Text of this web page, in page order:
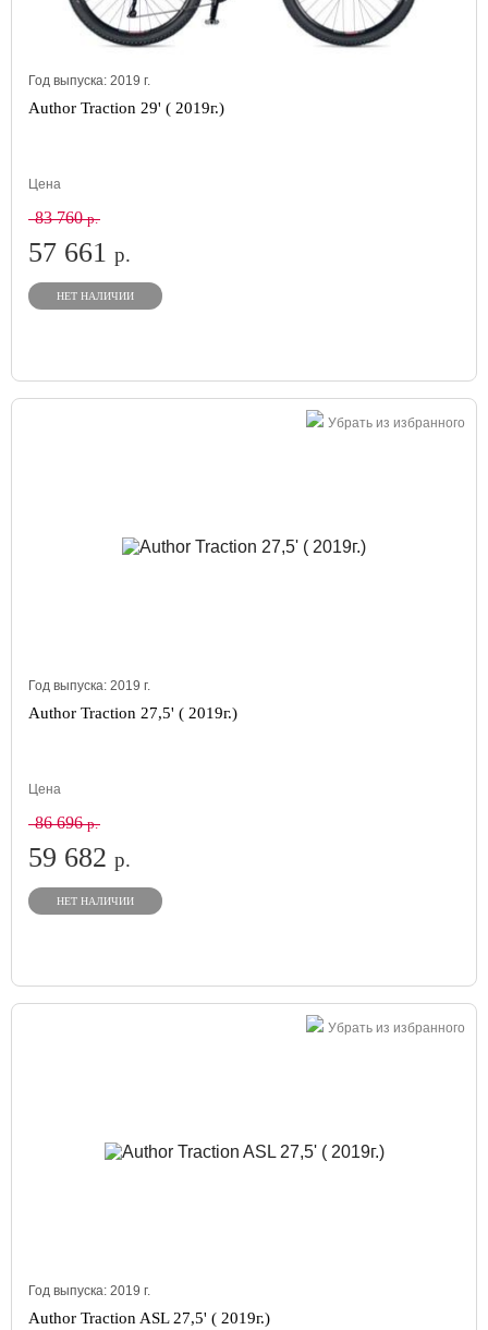
Год выпуска: 2019 г.
Author Traction 29' ( 2019г.)
Цена
83 760р.
57 661 р.
НЕТ НАЛИЧИИ
Убрать из избранного
Год выпуска: 2019 г.
Author Traction 27,5' ( 2019г.)
Цена
86 696р.
59 682 р.
НЕТ НАЛИЧИИ
Убрать из избранного
Год выпуска: 2019 г.
Author Traction ASL 27,5' ( 2019г.)